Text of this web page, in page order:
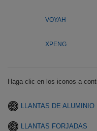
VOYAH
XPENG
Haga clic en los iconos a
LLANTAS DE ALUMINIO
LLANTAS FORJADAS